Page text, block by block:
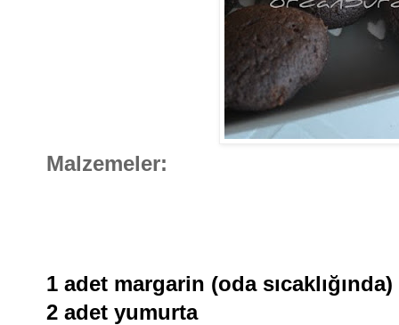
Malzemeler:
1 adet margarin (oda sıcaklığında)
2 adet yumurta